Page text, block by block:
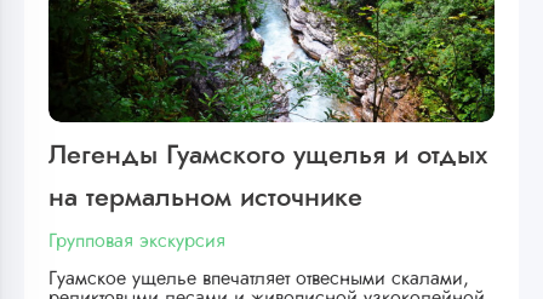
Легенды Гуамского ущелья и отдых
на термальном источнике
Групповая экскурсия
Гуамское ущелье впечатляет отвесными скалами,